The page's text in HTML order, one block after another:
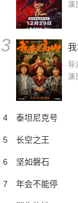
演员：
3
导
演员：海
4 泰坦尼克号
5 长空之王
6 坚如磐石
7 年会不能停